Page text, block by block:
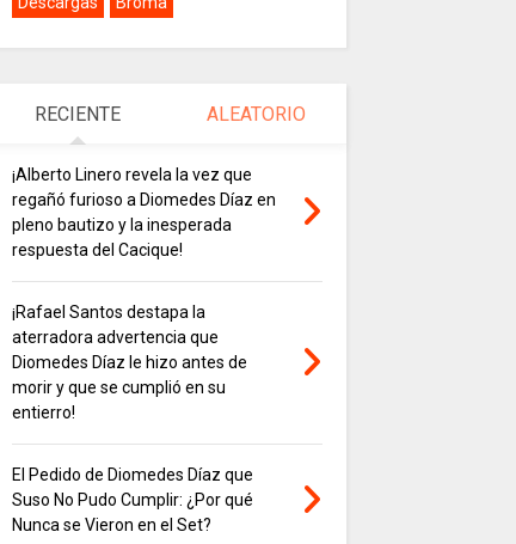
RECIENTE ALEATORIO
¡Alberto Linero revela la vez que
regañó furioso a Diomedes Díaz en
pleno bautizo y la inesperada
respuesta del Cacique!
¡Rafael Santos destapa la
aterradora advertencia que
Diomedes Díaz le hizo antes de
morir y que se cumplió en su
entierro!
El Pedido de Diomedes Díaz que
Suso No Pudo Cumplir: ¿Por qué
Nunca se Vieron en el Set?